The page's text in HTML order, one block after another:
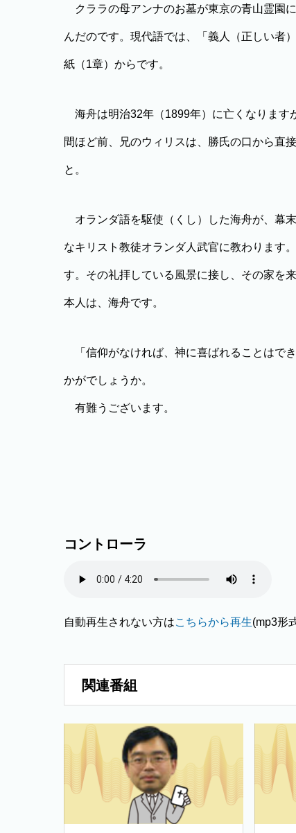
クララの母アンナのお墓が東京の青山霊園
んだのです。現代語では、「義人（正しい者
紙（1章）からです。
海舟は明治32年（1899年）に亡くなります
間ほど前、兄のウィリスは、勝氏の口から直
と。
オランダ語を駆使（くし）した海舟が、幕
なキリスト教徒オランダ人武官に教わります
す。その礼拝している風景に接し、その家を
本人は、海舟です。
「信仰がなければ、神に喜ばれることはで
かがでしょうか。
有難うございます。
コントローラ
自動再生されない方はこちらから再生(mp3形
関連番組